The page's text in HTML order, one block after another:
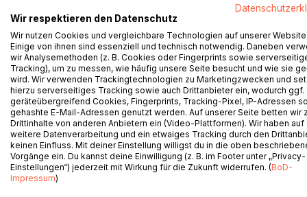
Die Geschwister Piet und Polly sind
Kommt mit auf die Fahrt durch den
Begegnet einem vegetarischen Dinosaurier und
Eine abenteuerliche Geschichte, die von
Tieren erzählt, zauberhaft illustriert von der jungen
NEU mit 18 Illustrationen
WEITERE TITEL BEI
Wir respektieren den Datenschutz
Wir nutzen Cookies und vergleichbare Technologien auf unserer Website.
Einige von ihnen sind essenziell und technisch notwendig. Daneben
wir Analysemethoden (z. B. Cookies oder Fingerprints sowie
Tracking), um zu messen, wie häufig unsere Seite besucht und wie sie
wird. Wir verwenden Trackingtechnologien zu Marketingzwecken und
hierzu serverseitiges Tracking sowie auch Drittanbieter ein, wodurch ggf.
geräteübergreifend Cookies, Fingerprints, Tracking-Pixel, IP-Adressen
gehashte E-Mail-Adressen genutzt werden. Auf unserer Seite betten wir
Drittinhalte von anderen Anbietern ein (Video-Plattformen). Wir haben auf
weitere Datenverarbeitung und ein etwaiges Tracking durch den
keinen Einfluss. Mit deiner Einstellung willigst du in die oben
Vorgänge ein. Du kannst deine Einwilligung (z. B. im Footer unter „Privacy-
Einstellungen“) jederzeit mit Wirkung für die Zukunft widerrufen. (BoD-
Impressum)